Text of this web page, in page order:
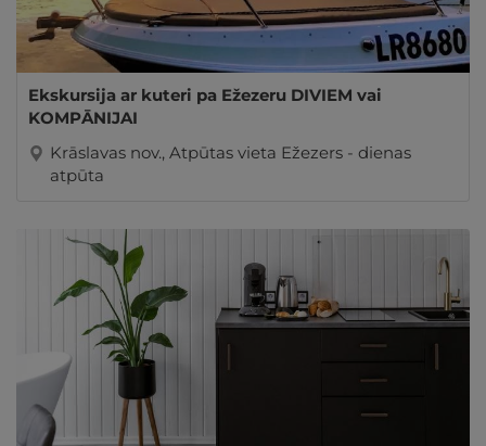
Ekskursija ar kuteri pa Ežezeru DIVIEM vai
KOMPĀNIJAI
Krāslavas nov., Atpūtas vieta Ežezers - dienas
atpūta